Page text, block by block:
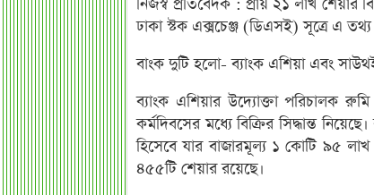
নিজস্ব প্রতিবেদক : প্রায় ২১ লাখ শেয়ার
ঢাকা স্টক এক্সচেঞ্জ (ডিএসই) সূত্রে এ তথ্য
বাংক দুটি হলো- ব্যাংক এশিয়া এবং
ব্যাংক এশিয়ার উদ্যোক্তা পরিচালক
কর্মদিবসের মধ্যে বিক্রির সিদ্ধান্ত
হিসেবে যার বাজারমূল্য ১ কোটি ৯৫
৪৫৫টি শেয়ার রয়েছে।